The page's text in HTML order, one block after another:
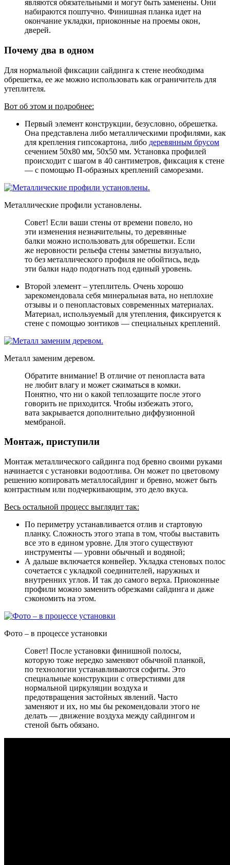
являются обязательными и могут быть заменены. Они
набираются поштучно. Финишная планка идет на
окончание укладки, приоконные на проемы окон,
дверей.
Почему два в одном
Для нормальной фиксации сайдинга к стене необходима
обрешетка, ее же можно использовать как ограничитель для
утеплителя.
Вот об этом и подробнее:
Первый элемент конструкции, безусловно, обрешетка.
Она представлена либо металлическими профилями, как
для крепления гипсокартона, либо деревянным брусом
сечением 50х80 мм, 50х50 мм. Установка профилей
происходит с шагом в 40 сантиметров, фиксация к стене
— с помощью П-образных креплений саморезами.
Металлические профили установлены.
Совет! Если ваши стены от времени повело, но
эти изменения незначительны, то деревянные
балки можно использовать для обрешетки. Если
же неровности рельефа стены заметны визуально,
то без металлического профиля не обойтись, ведь
эти балки надо подогнать под единый уровень.
Второй элемент – утеплитель. Очень хорошо
зарекомендовала себя минеральная вата, но неплохие
отзывы и о пенопластовых современных материалах.
Материал, используемый для утепления, фиксируется к
стене с помощью зонтиков — специальных креплений.
Металл заменим деревом.
Обратите внимание! В отличие от пенопласта вата
не любит влагу и может сжиматься в комки.
Понятно, что ни о какой теплозащите после этого
говорить не приходится. Чтобы избежать этого,
вата закрывается дополнительно диффузионной
мембраной.
Монтаж, приступили
Монтаж металлического сайдинга под бревно своими руками
начинается с установки водоотлива. Он может по цветовому
решению копировать металлосайдинг и бревно, может быть
контрастным или подчеркивающим, это дело вкуса.
Весь остальной процесс выглядит так:
По периметру устанавливается отлив и стартовую
планку. Сложность этого этапа в том, чтобы выставить
все это в едином уровне. Для этого существуют
инструменты — уровни обычный и водяной;
А дальше включается конвейер. Укладка стеновых полос
сочетается с укладкой соединителей, наружных и
внутренних углов. И так до самого верха. Приоконные
профили можно заменить обрезками сайдинга и даже
сэкономить на этом.
Фото – в процессе установки
Совет! После установки финишной полосы,
которую тоже нередко заменяют обычной планкой,
по технологии устанавливаются софиты. Это
специальные конструкции с отверстиями для
нормальной циркуляции воздуха и
предотвращения застойных явлений. Часто
заменяют и их, но мы бы рекомендовали этого не
делать — движение воздуха между сайдингом и
стеной быть обязано.